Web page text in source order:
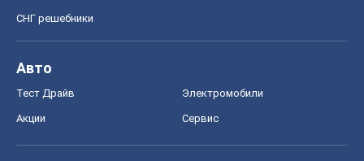
СНГ решебники
Авто
Тест Драйв Электромобили
Акции Сервис